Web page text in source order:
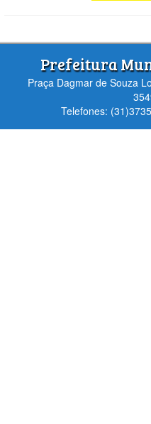
Prefeitura
Praça Dagmar de Souza
Telefones: